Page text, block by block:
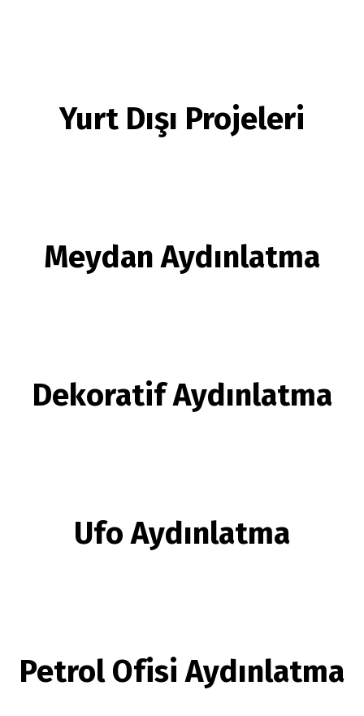
Yurt Dışı Projeleri
Meydan Aydınlatma
Dekoratif Aydınlatma
Ufo Aydınlatma
Petrol Ofisi Aydınlatma